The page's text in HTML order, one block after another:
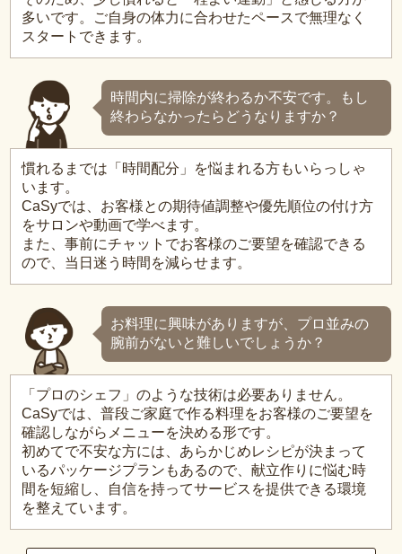
多いです。ご自身の体力に合わせたペースで無理なく
スタートできます。
時間内に掃除が終わるか不安です。もし
終わらなかったらどうなりますか？
慣れるまでは「時間配分」を悩まれる方もいらっしゃ
います。
CaSyでは、お客様との期待値調整や優先順位の付け方
をサロンや動画で学べます。
また、事前にチャットでお客様のご要望を確認できる
ので、当日迷う時間を減らせます。
お料理に興味がありますが、プロ並みの
腕前がないと難しいでしょうか？
「プロのシェフ」のような技術は必要ありません。
CaSyでは、普段ご家庭で作る料理をお客様のご要望を
確認しながらメニューを決める形です。
初めてで不安な方には、あらかじめレシピが決まって
いるパッケージプランもあるので、献立作りに悩む時
間を短縮し、自信を持ってサービスを提供できる環境
を整えています。